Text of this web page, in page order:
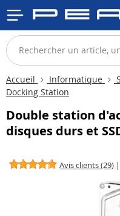
Accueil Informatique
Docking Station
Double station
disques durs et
Avis clients (29)